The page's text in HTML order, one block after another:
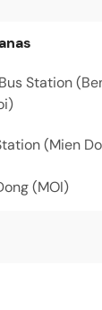
Station
(Mien
(MOI)